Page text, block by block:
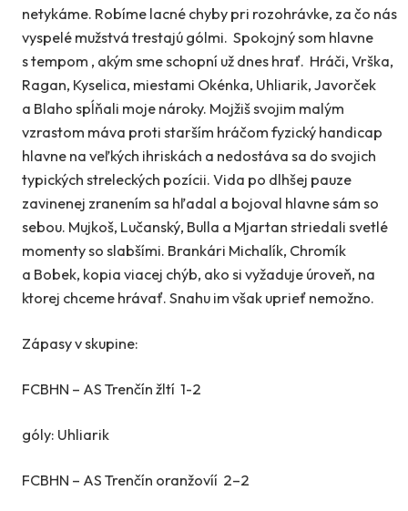
netykáme. Robíme lacné chyby pri rozohrávke, za čo nás
vyspelé mužstvá trestajú gólmi. Spokojný som hlavne
s tempom , akým sme schopní už dnes hrať. Hráči, Vrška,
Ragan, Kyselica, miestami Okénka, Uhliarik, Javorček
a Blaho spĺňali moje nároky. Mojžiš svojim malým
vzrastom máva proti starším hráčom fyzický handicap
hlavne na veľkých ihriskách a nedostáva sa do svojich
typických streleckých pozícii. Vida po dlhšej pauze
zavinenej zranením sa hľadal a bojoval hlavne sám so
sebou. Mujkoš, Lučanský, Bulla a Mjartan striedali svetlé
momenty so slabšími. Brankári Michalík, Chromík
a Bobek, kopia viacej chýb, ako si vyžaduje úroveň, na
ktorej chceme hrávať. Snahu im však uprieť nemožno.
Zápasy v skupine:
FCBHN – AS Trenčín žltí 1-2
góly: Uhliarik
FCBHN – AS Trenčín oranžovíí 2–2